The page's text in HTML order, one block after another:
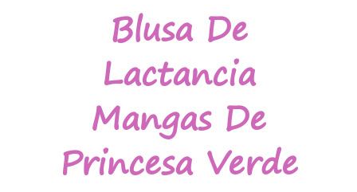
Blusa De
Lactancia
Mangas De
Princesa Verde